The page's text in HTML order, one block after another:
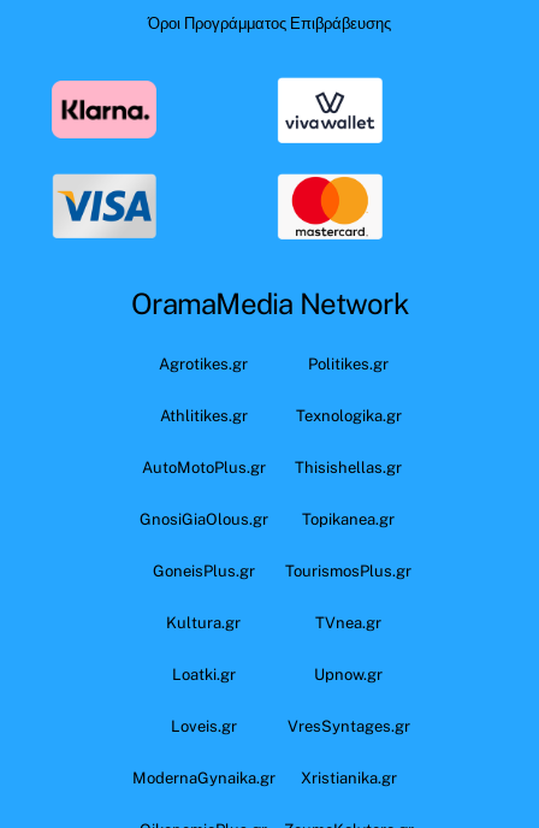
Όροι Προγράμματος Επιβράβευσης
OramaMedia Network
Agrotikes.gr Politikes.gr
Athlitikes.gr Texnologika.gr
AutoMotoPlus.gr Thisishellas.gr
GnosiGiaOlous.gr Topikanea.gr
GoneisPlus.gr TourismosPlus.gr
Kultura.gr TVnea.gr
Loatki.gr Upnow.gr
Loveis.gr VresSyntages.gr
ModernaGynaika.gr Xristianika.gr